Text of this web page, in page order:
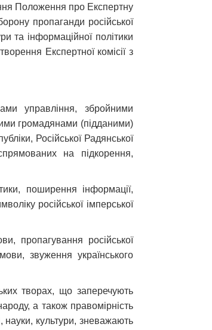
Положення про Експертну
пропаганди російської
та інформаційної політики
Експертної комісії з
управління, збройними
громадянами (підданими)
Російської Радянської
на підкорення,
поширення інформації,
російської імперської
пропагування російської
звуження українського
творах, що заперечують
а також правомірність
науки, культури, зневажають